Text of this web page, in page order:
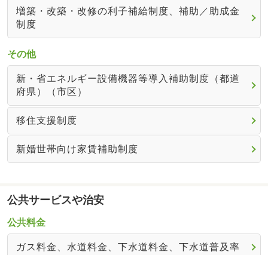
増築・改築・改修の利子補給制度、補助／助成金
制度
その他
新・省エネルギー設備機器等導入補助制度（都道
府県）（市区）
移住支援制度
新婚世帯向け家賃補助制度
公共サービスや治安
公共料金
ガス料金、水道料金、下水道料金、下水道普及率